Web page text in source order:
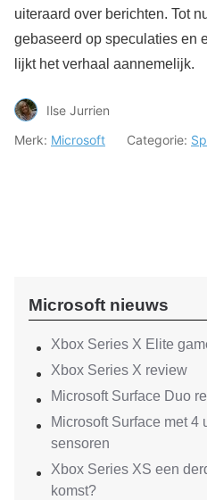
uiteraard over berichten. Tot
gebaseerd op speculaties en
lijkt het verhaal aannemelijk.
Ilse Jurrien
Merk: Microsoft Categorie:
Microsoft nieuws
Xbox Series X Elite
Xbox Series X review
Microsoft Surface Duo
Microsoft Surface met 4
sensoren
Xbox Series XS een
komst?